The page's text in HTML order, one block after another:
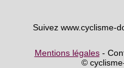
Suivez www.cyclisme-
Mentions légales-
©